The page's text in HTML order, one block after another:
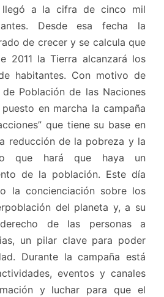
llegó a la cifra de cinco mil
Desde esa fecha la
de crecer y se calcula que
2011 la Tierra alcanzará los
habitantes. Con motivo de
Población de las Naciones
en marcha la campaña
que tiene su base en
reducción de la pobreza y la
que hará que haya un
de la población. Este día
la concienciación sobre los
del planeta y, a su
de las personas a
un pilar clave para poder
Durante la campaña está
eventos y canales
y luchar para que el